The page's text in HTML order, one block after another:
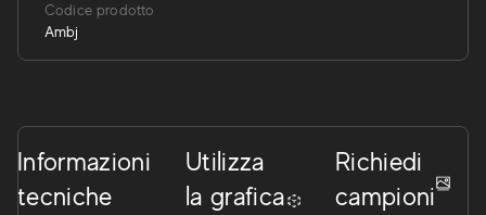
Codice prodotto
Ambj
Informazioni
tecniche
Utilizza
la grafica
Richiedi
campioni